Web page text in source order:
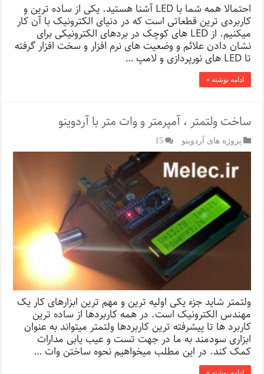
احتمالا همه شما با LED آشنا هستید. یکی از ساده ترین و
کاربردی ترین قطعاتی است که در دنیای الکترونیک با آن کار
میکنیم. از LED های کوچک در بردهای الکترونیکی برای
نشان دادن علائم و وضعیت های نرم افزار و سخت افزار گرفته
تا LED های نورپردازی و لامپ …
ادامه نوشته »
ساخت ولتمتر ، آمپرمتر و وات متر با آردوینو
پروژه های آردوینو 15
ولتمتر شاید جزء یکی اولیه ترین و مهم ترین ابزارهای کار یک
مهندس الکترونیک است. در همه کاربردها از ساده ترین
کاربرد ها تا پیشرفته ترین کاربردها ولتمتر میتواند به عنوان
ابزاری سودمند به ما در جهت تست و عیب یابی مدارات
کمک کند. در این مطلب میخواهیم نحوه ساختن وات …